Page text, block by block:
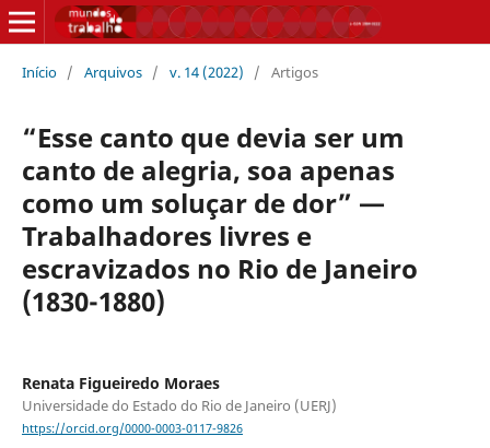
Início / Arquivos / v. 14 (2022) / Artigos
“Esse canto que devia ser um
canto de alegria, soa apenas
como um soluçar de dor” —
Trabalhadores livres e
escravizados no Rio de Janeiro
(1830-1880)
Renata Figueiredo Moraes
Universidade do Estado do Rio de Janeiro (UERJ)
https://orcid.org/0000-0003-0117-9826